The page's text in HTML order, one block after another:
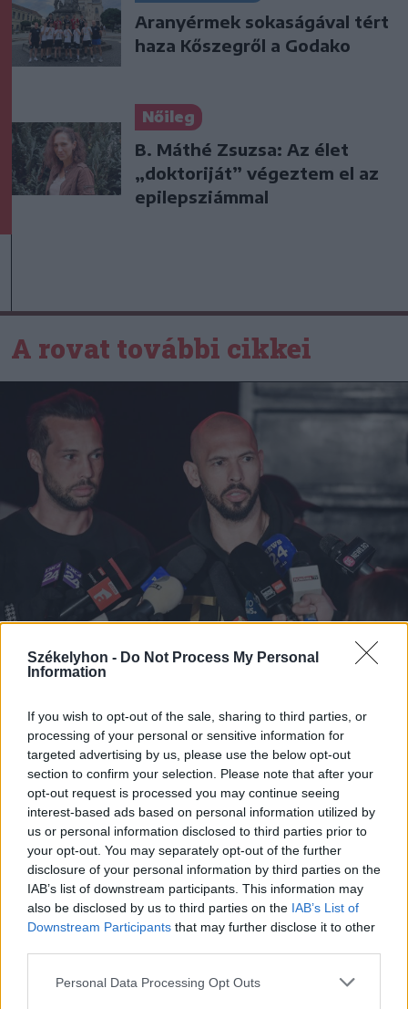
Székelyhon - Do Not Process My Personal
Information
If you wish to opt-out of the sale, sharing to third parties, or
processing of your personal or sensitive information for
targeted advertising by us, please use the below opt-out
section to confirm your selection. Please note that after your
opt-out request is processed you may continue seeing
interest-based ads based on personal information utilized by
us or personal information disclosed to third parties prior to
your opt-out. You may separately opt-out of the further
disclosure of your personal information by third parties on the
IAB’s list of downstream participants. This information may
also be disclosed by us to third parties on the IAB’s List of
Downstream Participants that may further disclose it to other
Personal Data Processing Opt Outs
Aranyérmek sokaságával tért
haza Kőszegről a Godako
Nőileg
B. Máthé Zsuzsa: Az élet
„doktoriját” végeztem el az
epilepsziámmal
A rovat további cikkei
A Tate-testvérek szabadlábra
helyezését kérik ügyvédeik